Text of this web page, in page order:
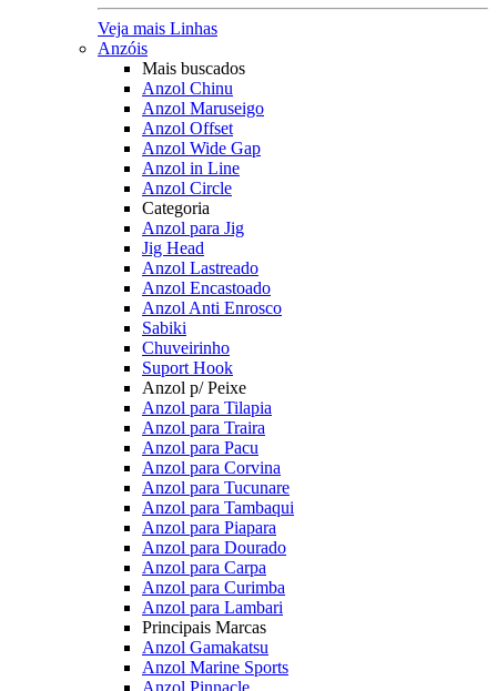
Veja mais Linhas
Anzóis
Mais buscados
Anzol Chinu
Anzol Maruseigo
Anzol Offset
Anzol Wide Gap
Anzol in Line
Anzol Circle
Categoria
Anzol para Jig
Jig Head
Anzol Lastreado
Anzol Encastoado
Anzol Anti Enrosco
Sabiki
Chuveirinho
Suport Hook
Anzol p/ Peixe
Anzol para Tilapia
Anzol para Traira
Anzol para Pacu
Anzol para Corvina
Anzol para Tucunare
Anzol para Tambaqui
Anzol para Piapara
Anzol para Dourado
Anzol para Carpa
Anzol para Curimba
Anzol para Lambari
Principais Marcas
Anzol Gamakatsu
Anzol Marine Sports
Anzol Pinnacle